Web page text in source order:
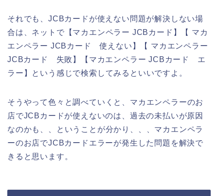
それでも、JCBカードが使えない問題が解決しない場
合は、ネットで【マカエンペラー JCBカード】【 マカ
エンペラー JCBカード 使えない】【 マカエンペラー
JCBカード 失敗】【マカエンペラー JCBカード エ
ラー】という感じで検索してみるといいですよ。
そうやって色々と調べていくと、マカエンペラーのお
店でJCBカードが使えないのは、過去の未払いが原因
なのかも、、ということが分かり、、、マカエンペラ
ーのお店でJCBカードエラーが発生した問題を解決で
きると思います。